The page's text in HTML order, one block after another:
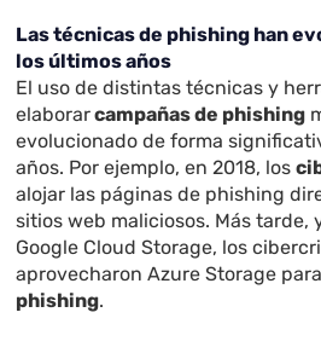
Las técnicas de phishing han
los últimos años
El uso de distintas técnicas y
elaborarcampañas de phishing
evolucionado de forma
años. Por ejemplo, en 2018, los
alojar las páginas de phishing
sitios web maliciosos. Más tarde,
Google Cloud Storage, los
aprovecharon Azure Storage
phishing.